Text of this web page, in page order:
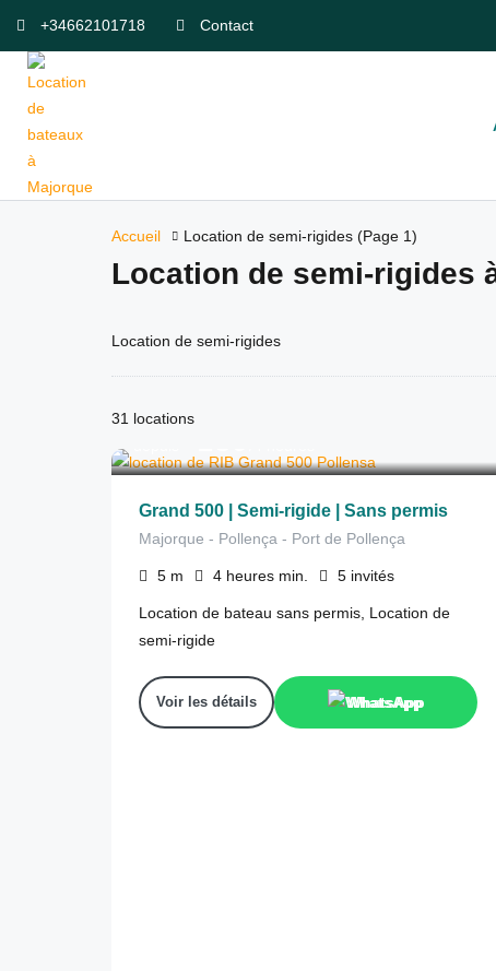
+34662101718 Contact
Accueil Location de semi-rigides (Page 1)
Location de semi-rigides
Location de semi-rigides
31 locations
Grand 500 | Semi-rigide | Sans permis
Majorque - Pollença - Port de Pollença
5 m 4 heures min. 5 invités
Location de bateau sans permis, Location de
semi-rigide
Voir les détails WhatsApp